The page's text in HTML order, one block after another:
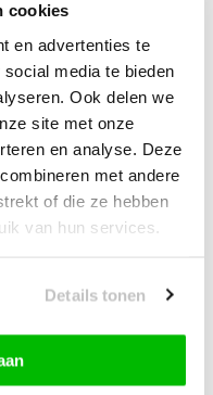
cookies
en advertenties te
media te bieden
Ook delen we
site met onze
en analyse. Deze
met andere
of die ze hebben
van hun services.
Details tonen
Fluffy Badmat
slip Beige
Bundelkorting:79,90
te voegen